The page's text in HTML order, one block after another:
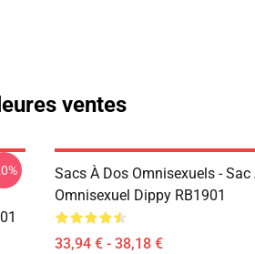
ventes
Sacs À Dos Omnisexuels - Sac
Omnisexuel Dippy RB1901
33,94 € - 38,18 €